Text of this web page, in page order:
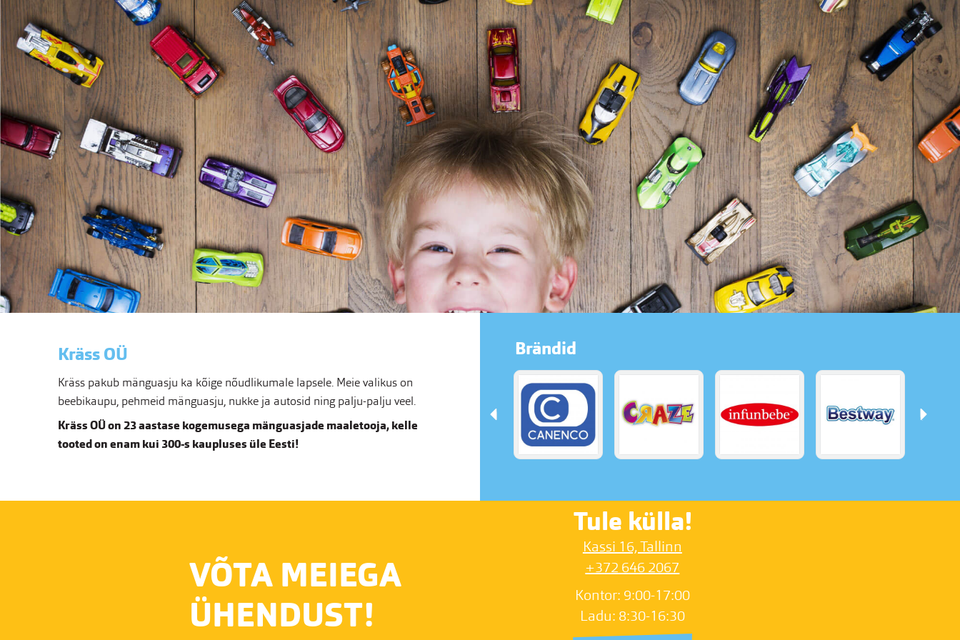
Kräss OÜ
Kräss pakub mänguasju ka kõige nõudlikumale lapsele. Meie valikus on
beebikaupu, pehmeid mänguasju, nukke ja autosid ning palju-palju veel.
Kräss OÜ on 23 aastase kogemusega mänguasjade maaletooja, kelle
tooted on enam kui 300-s kaupluses üle Eesti!
Brändid
VÕTA MEIEGA
ÜHENDUST!
Tule külla!
Kassi 16, Tallinn
+372 646 2067
Kontor: 9:00-17:00
Ladu: 8:30-16:30